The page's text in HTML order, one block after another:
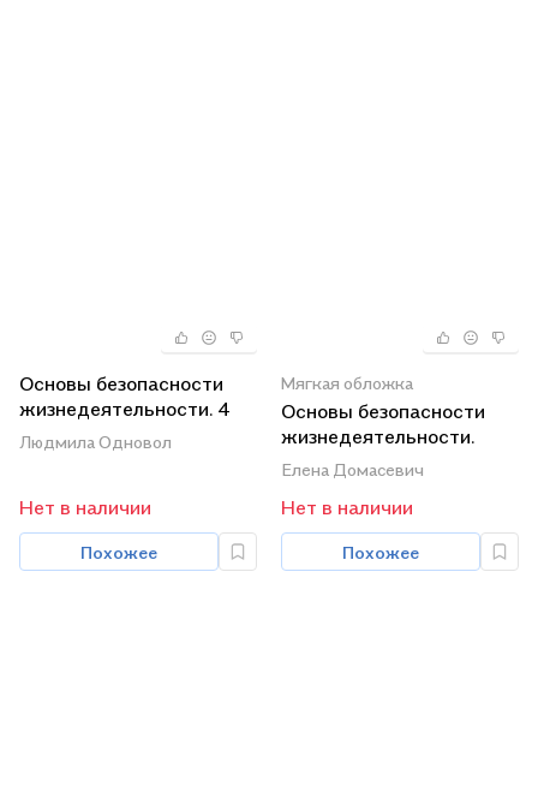
Основы безопасности
жизнедеятельности. 4
класс. Памятки
Людмила Одновол
Нет в наличии
Похожее
Мягкая обложка
Основы безопасности
жизнедеятельности.
Тетрадь заданий. 4
Елена Домасевич
Нет в наличии
Похожее